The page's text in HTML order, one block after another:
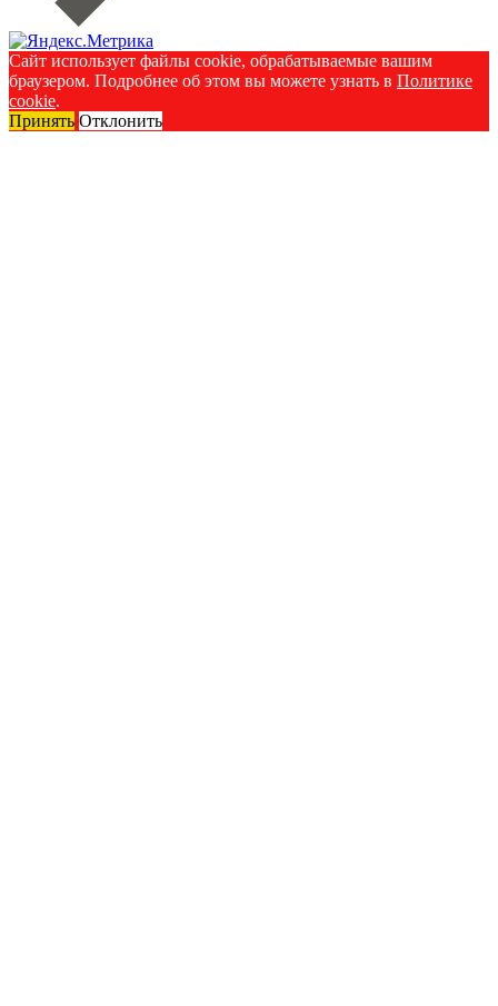
Сайт использует файлы cookie, обрабатываемые вашим
браузером. Подробнее об этом вы можете узнать в Политике
cookie.
Принять Отклонить